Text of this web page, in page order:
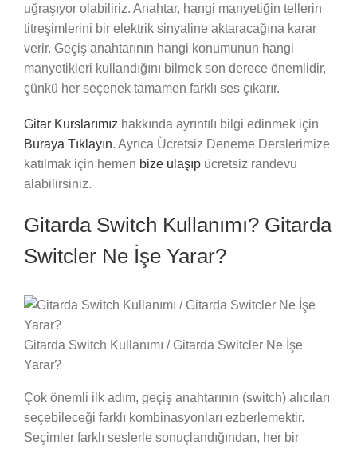
uğraşıyor olabiliriz. Anahtar, hangi manyetiğin tellerin
titreşimlerini bir elektrik sinyaline aktaracağına karar
verir. Geçiş anahtarının hangi konumunun hangi
manyetikleri kullandığını bilmek son derece önemlidir,
çünkü her seçenek tamamen farklı ses çıkarır.
Gitar Kurslarımız hakkında ayrıntılı bilgi edinmek için
Buraya Tıklayın. Ayrıca Ücretsiz Deneme Derslerimize
katılmak için hemen bize ulaşıp ücretsiz randevu
alabilirsiniz.
Gitarda Switch Kullanımı? Gitarda
Switcler Ne İşe Yarar?
Gitarda Switch Kullanımı / Gitarda Switcler Ne İşe
Yarar?
Çok önemli ilk adım, geçiş anahtarının (switch) alıcıları
seçebileceği farklı kombinasyonları ezberlemektir.
Seçimler farklı seslerle sonuçlandığından, her bir